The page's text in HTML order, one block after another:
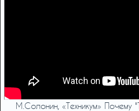
М.Солонин, «Техникум» Почему